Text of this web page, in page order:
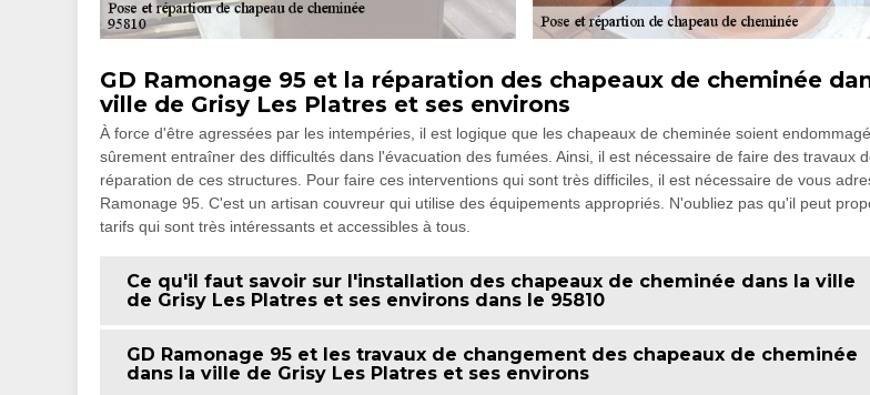
GD Ramonage 95 et la réparation des chapeaux de cheminée
ville de Grisy Les Platres et ses environs
À force d'être agressées par les intempéries, il est logique que les chapeaux de cheminée soient
sûrement entraîner des difficultés dans l'évacuation des fumées. Ainsi, il est nécessaire de faire des travaux
réparation de ces structures. Pour faire ces interventions qui sont très difficiles, il est nécessaire de vous
Ramonage 95. C'est un artisan couvreur qui utilise des équipements appropriés. N'oubliez pas qu'il peut
tarifs qui sont très intéressants et accessibles à tous.
Ce qu'il faut savoir sur l'installation des chapeaux de cheminée dans la ville
de Grisy Les Platres et ses environs dans le 95810
GD Ramonage 95 et les travaux de changement des chapeaux de cheminée
dans la ville de Grisy Les Platres et ses environs